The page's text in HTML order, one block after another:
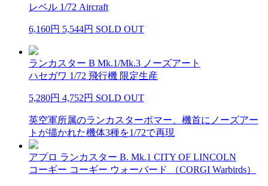
レベル 1/72 Aircraft
6,160円 5,544円 SOLD OUT
ランカスター B Mk.1/Mk.3 ノーズアート
ハセガワ 1/72 飛行機 限定生産
5,280円 4,752円 SOLD OUT
英空軍所属のランカスターボマー、機首にノーズアー
トが描かれた機体3種を1/72で再現
アプロ ランカスター B. Mk.1 CITY OF LINCOLN
コーギー コーギー ウォーバード （CORGI Warbirds）